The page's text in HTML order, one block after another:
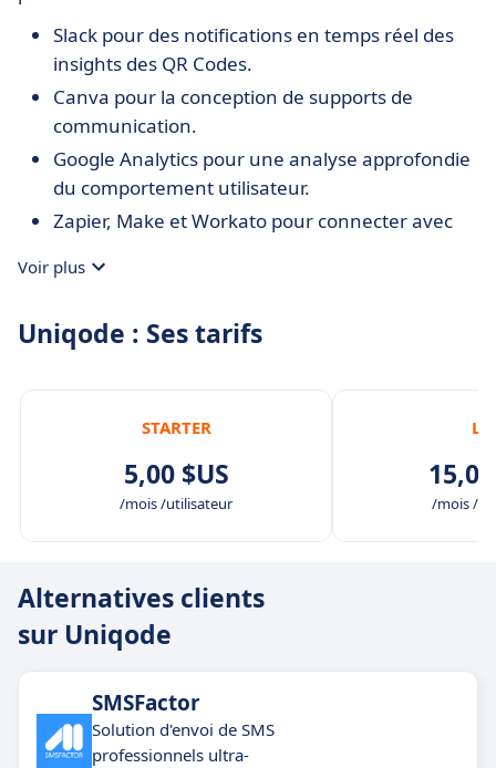
Slack pour des notifications en temps réel des
insights des QR Codes.
Canva pour la conception de supports de
communication.
Google Analytics pour une analyse approfondie
du comportement utilisateur.
Zapier, Make et Workato pour connecter avec
workflows automatisés.
utilisateurs.
Salesforce pour automatiser les suivis et les
prises de contact.
Microsoft Entra ID pour la gestion d'identité.
Voir plus
Uniqode : Ses tarifs
STARTER
5,00 $US
/mois /utilisateur /mois /
Alternatives clients
sur Uniqode
SMSFactor
Solution d'envoi de SMS
professionnels ultra-